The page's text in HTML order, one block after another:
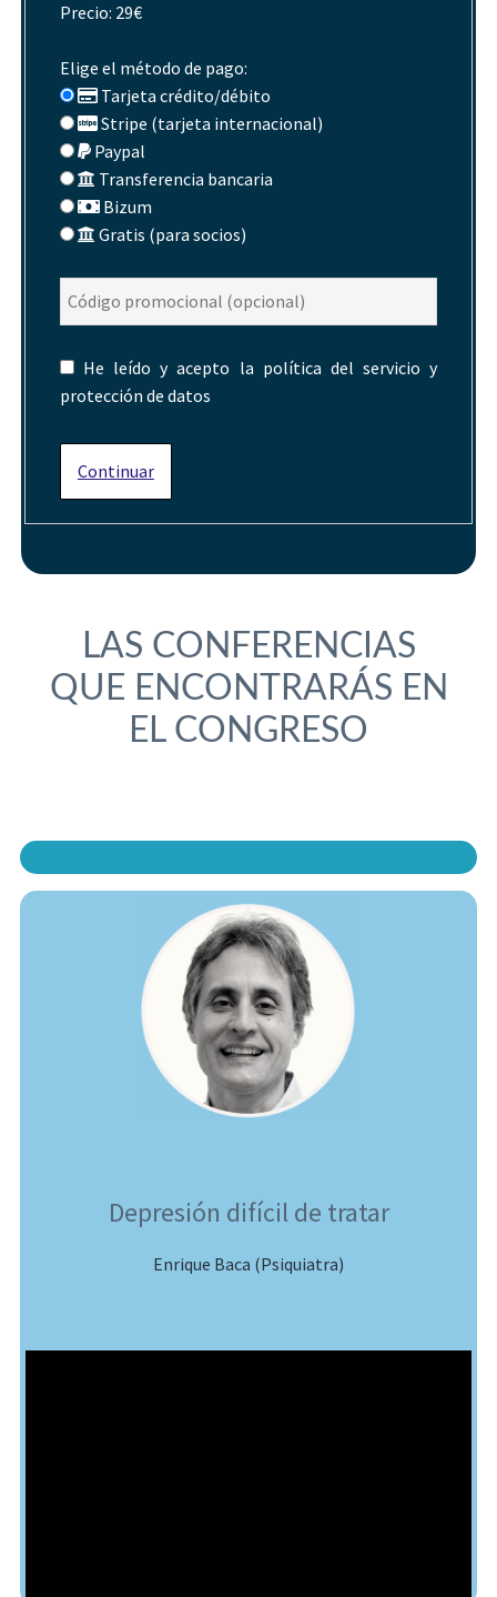
Precio: 29€
Elige el método de pago:
Tarjeta crédito/débito
Stripe (tarjeta internacional)
Paypal
Transferencia bancaria
Bizum
Gratis (para socios)
He leído y acepto la política del servicio y
protección de datos
LAS CONFERENCIAS
QUE ENCONTRARÁS EN
EL CONGRESO
Depresión difícil de tratar
Enrique Baca (Psiquiatra)